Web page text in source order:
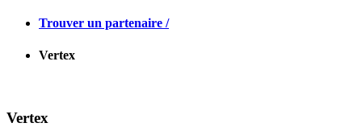
Trouver un partenaire /
Vertex
Vertex